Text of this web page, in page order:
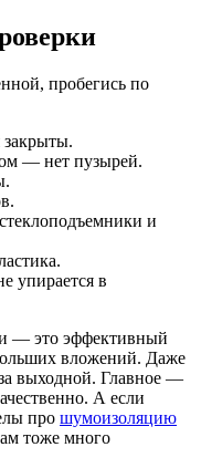
пробегись по
закрыты.
— нет пузырей.
и
упирается в
— это эффективный
вложений. Даже
выходной. Главное —
А если
про шумоизоляцию
тоже много